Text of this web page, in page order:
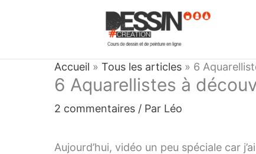
Accueil » Tous les articles » 6
6 Aquarellistes à
2 commentaires / Par Léo
Aujourd’hui, vidéo un peu spéciale car